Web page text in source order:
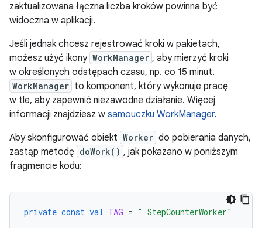
zaktualizowana łączna liczba kroków powinna być
widoczna w aplikacji.
Jeśli jednak chcesz rejestrować kroki w pakietach,
możesz użyć ikony WorkManager , aby mierzyć kroki
w określonych odstępach czasu, np. co 15 minut.
WorkManager to komponent, który wykonuje pracę
w tle, aby zapewnić niezawodne działanie. Więcej
informacji znajdziesz w samouczku WorkManager.
Aby skonfigurować obiekt Worker do pobierania danych,
zastąp metodę doWork() , jak pokazano w poniższym
fragmencie kodu:
private const val TAG = " StepCounterWorker"